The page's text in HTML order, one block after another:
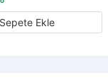
Sepete Ekle